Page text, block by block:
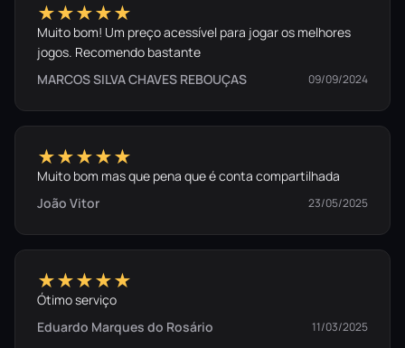
★★★★★
Muito bom! Um preço acessível para jogar os melhores
jogos. Recomendo bastante
MARCOS SILVA CHAVES REBOUÇAS
09/09/2024
★★★★★
Muito bom mas que pena que é conta compartilhada
João Vitor
23/05/2025
★★★★★
Ótimo serviço
Eduardo Marques do Rosário
11/03/2025